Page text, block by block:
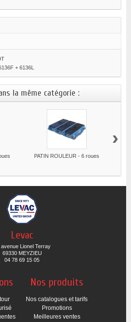
+ 6136L
la même catégorie :
PATIN ROULEUR - 6 roues
›
Levac
avenue Lionel Terray
69330 MEYZIEU
04 78 69 15 05
Nos produits
Nos catalogues et tarifs
Promotions
Meilleures ventes